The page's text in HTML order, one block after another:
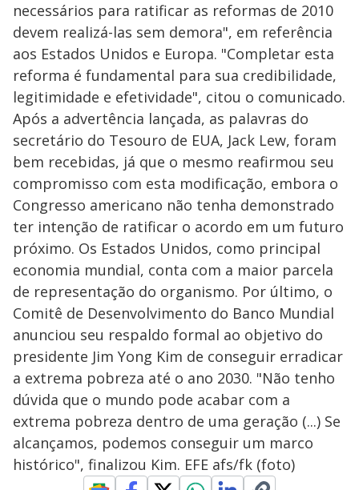
necessários para ratificar as reformas de 2010
devem realizá-las sem demora", em referência
aos Estados Unidos e Europa. "Completar esta
reforma é fundamental para sua credibilidade,
legitimidade e efetividade", citou o comunicado.
Após a advertência lançada, as palavras do
secretário do Tesouro de EUA, Jack Lew, foram
bem recebidas, já que o mesmo reafirmou seu
compromisso com esta modificação, embora o
Congresso americano não tenha demonstrado
ter intenção de ratificar o acordo em um futuro
próximo. Os Estados Unidos, como principal
economia mundial, conta com a maior parcela
de representação do organismo. Por último, o
Comitê de Desenvolvimento do Banco Mundial
anunciou seu respaldo formal ao objetivo do
presidente Jim Yong Kim de conseguir erradicar
a extrema pobreza até o ano 2030. "Não tenho
dúvida que o mundo pode acabar com a
extrema pobreza dentro de uma geração (...) Se
alcançamos, podemos conseguir um marco
histórico", finalizou Kim. EFE afs/fk (foto)